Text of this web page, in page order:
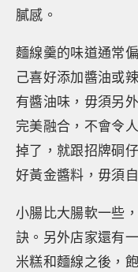
膩感。
麵線羹的味道通常
己喜好添加醬油或
有醬油味，毋須另
完美融合，不會令
掉了，就跟招牌硐
好黃金醬料，毋須
小腸比大腸軟一些
訣。另外店家還有
米糕和麵線之後，